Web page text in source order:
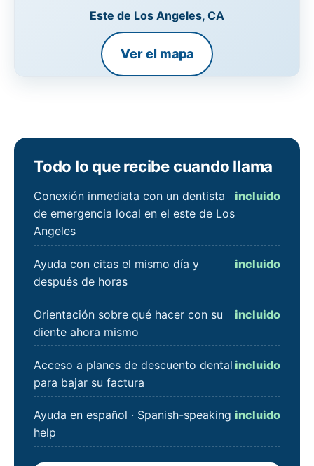
Este de Los Angeles, CA
Ver el mapa
Todo lo que recibe cuando llama
Conexión inmediata con un dentista
de emergencia local en el este de Los
Angeles
incluido
Ayuda con citas el mismo día y
después de horas
incluido
Orientación sobre qué hacer con su
diente ahora mismo
incluido
Acceso a planes de descuento dental
para bajar su factura
incluido
Ayuda en español · Spanish-speaking
help
incluido